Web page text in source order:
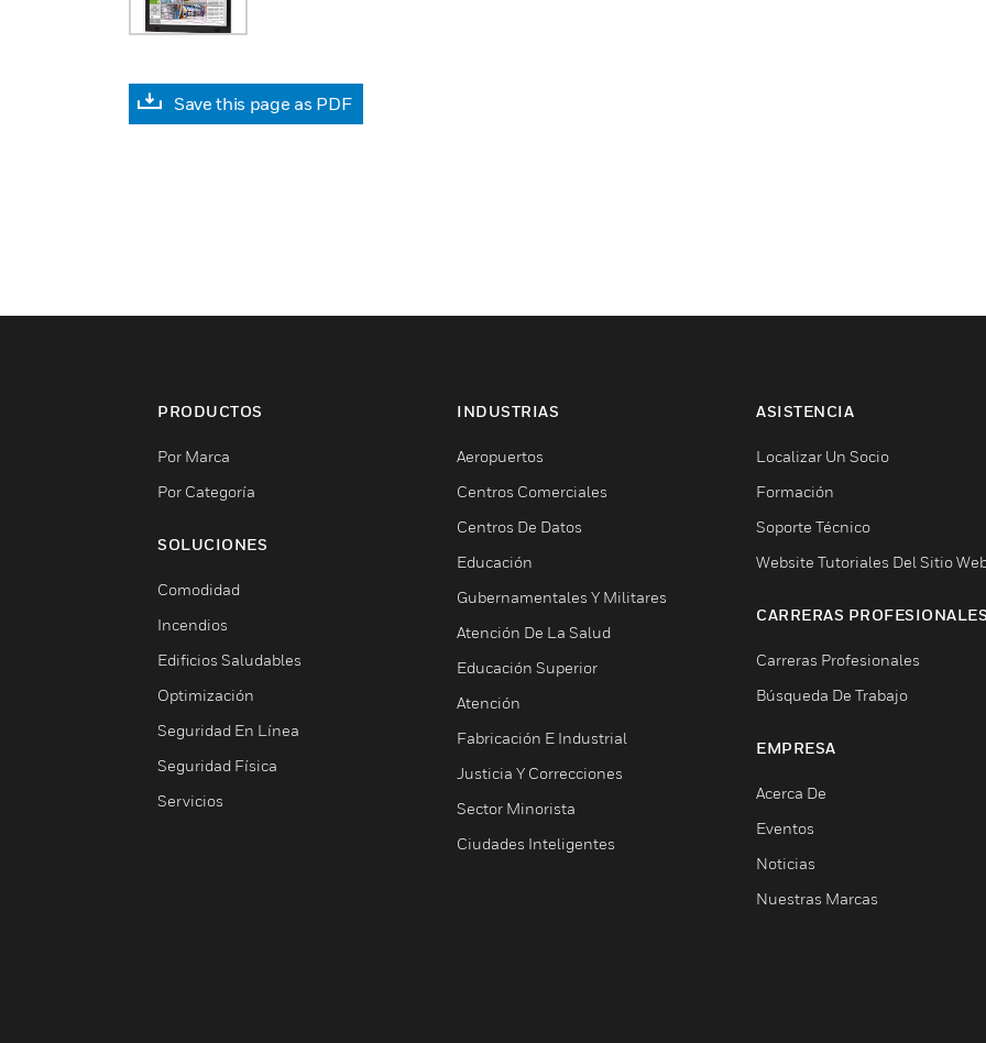
Save this page as PDF
PRODUCTOS
Por Marca
Por Categoría
SOLUCIONES
Comodidad
Incendios
Edificios Saludables
Optimización
Seguridad En Línea
Seguridad Física
Servicios
INDUSTRIAS
Aeropuertos
Centros Comerciales
Centros De Datos
Educación
Gubernamentales Y Militares
Atención De La Salud
Educación Superior
Atención
Fabricación E Industrial
Justicia Y Correcciones
Sector Minorista
Ciudades Inteligentes
ASISTENCIA
Localizar Un Socio
Formación
Soporte Técnico
Website Tutoriales Del Sitio
CARRERAS PROFESIONALES
Carreras Profesionales
Búsqueda De Trabajo
EMPRESA
Acerca De
Eventos
Noticias
Nuestras Marcas